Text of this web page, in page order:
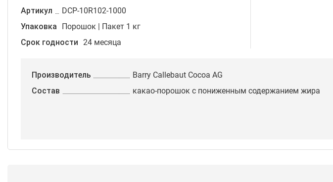
Артикул
DCP-10R102-1000
Упаковка
Порошок | Пакет 1 кг
Срок годности
24 месяца
Производитель
Barry Callebaut Cocoa AG
Состав
какао-порошок с пониженным содержанием жира